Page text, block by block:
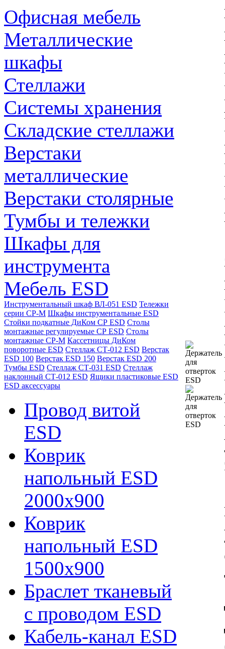
Офисная мебель
Металлические
шкафы
Стеллажи
Системы хранения
Складские стеллажи
Верстаки
металлические
Верстаки столярные
Тумбы и тележки
Шкафы для
инструмента
Мебель ESD
Инструментальный шкаф ВЛ-051 ESD Тележки
серии СР-М Шкафы инструментальные ESD
Стойки подкатные ДиКом СР ESD Столы
монтажные регулируемые СР ESD Столы
монтажные СР-М Кассетницы ДиКом
поворотные ESD Стеллаж СТ-012 ESD Верстак
ESD 100 Верстак ESD 150 Верстак ESD 200
Тумбы ESD Стеллаж СТ-031 ESD Стеллаж
наклонный СТ-012 ESD Ящики пластиковые ESD
ESD аксессуары
Провод витой
ESD
Коврик
напольный ESD
2000х900
Коврик
напольный ESD
1500х900
Браслет тканевый
с проводом ESD
Кабель-канал ESD